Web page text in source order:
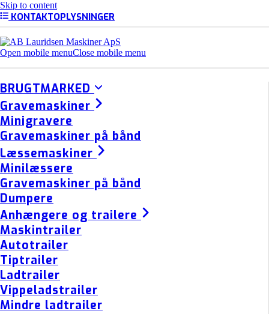
Skip to content
KONTAKTOPLYSNINGER
Open mobile menuClose mobile menu
BRUGTMARKED
Gravemaskiner
Minigravere
Gravemaskiner på bånd
Læssemaskiner
Minilæssere
Gravemaskiner på bånd
Dumpere
Anhængere og trailere
Maskintrailer
Autotrailer
Tiptrailer
Ladtrailer
Vippeladstrailer
Mindre ladtrailer